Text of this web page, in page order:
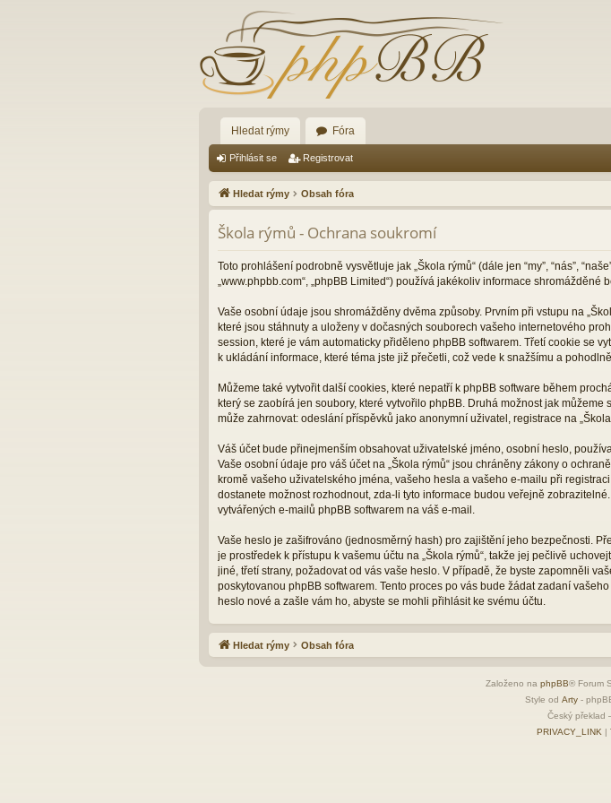
Hledat rýmy Fóra
Přihlásit se Registrovat
Hledat rýmy Obsah fóra
Škola rýmů - Ochrana soukromí
Toto prohlášení podrobně vysvětluje jak „Škola rýmů“ (dále jen “my”, “nás”,
„www.phpbb.com“, „phpBB Limited“) používá jakékoliv informace shromážděné
Vaše osobní údaje jsou shromážděny dvěma způsoby. Prvním při vstupu na
které jsou stáhnuty a uloženy v dočasných souborech vašeho internetového
session, které je vám automaticky přiděleno phpBB softwarem. Třetí cookie se
k ukládání informace, které téma jste již přečetli, což vede k snažšímu a
Můžeme také vytvořit další cookies, které nepatří k phpBB software během
který se zaobírá jen soubory, které vytvořilo phpBB. Druhá možnost jak
může zahrnovat: odeslání příspěvků jako anonymní uživatel, registrace na
Váš účet bude přinejmenším obsahovat uživatelské jméno, osobní heslo,
Vaše osobní údaje pro váš účet na „Škola rýmů“ jsou chráněny zákony o
kromě vašeho uživatelského jména, vašeho hesla a vašeho e-mailu při
dostanete možnost rozhodnout, zda-li tyto informace budou veřejně
vytvářených e-mailů phpBB softwarem na váš e-mail.
Vaše heslo je zašifrováno (jednosměrný hash) pro zajištění jeho bezpečnosti.
je prostředek k přístupu k vašemu účtu na „Škola rýmů“, takže jej pečlivě
jiné, třetí strany, požadovat od vás vaše heslo. V případě, že byste zapomněli
poskytovanou phpBB softwarem. Tento proces po vás bude žádat zadaní
heslo nové a zašle vám ho, abyste se mohli přihlásit ke svému účtu.
Hledat rýmy Obsah fóra
Založeno na phpBB® Forum
Style od Arty -
Český překlad
PRIVACY_LINK |